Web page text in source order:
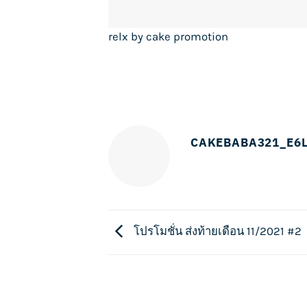
relx by cake promotion
โปรโมชั่น ส่งท้ายเดือน 11/2021 #2